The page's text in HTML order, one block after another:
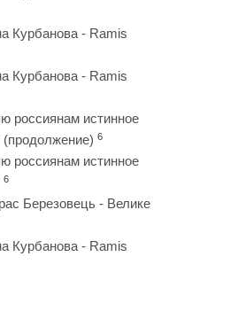
Курбанова - Ramis
Курбанова - Ramis
россиянам истинное
(продолжение) 6
россиянам истинное
6
Березовець - Велике
Курбанова - Ramis